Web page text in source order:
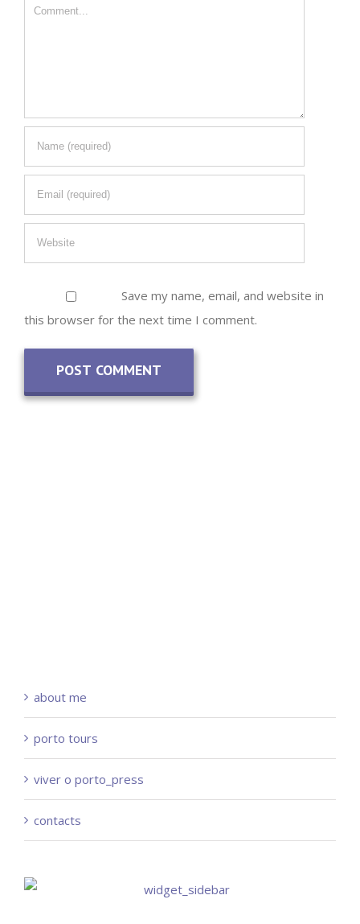
Comment
Save my name, email, and website in
this browser for the next time I comment.
about me
porto tours
viver o porto_press
contacts